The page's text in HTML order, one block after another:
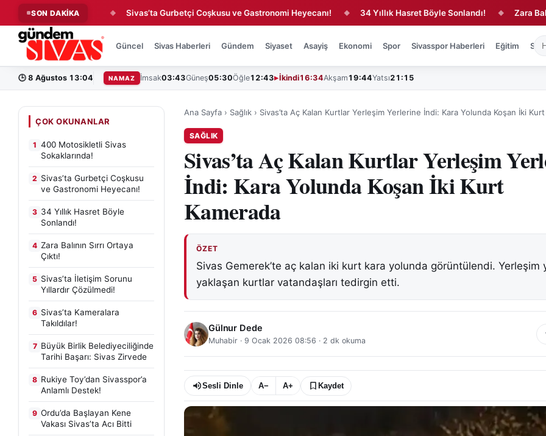
SON DAKİKA
Sokaklarında! ◆ Sivas’ta Gurbetçi Coşkusu ve Gastronomi Heyecanı! ◆ 34 Yıllık Hasret Böyle Sonlandı! ◆ Zara Balının
Güncel Sivas Haberleri Gündem Siyaset Asayiş Ekonomi Spor Sivasspor Haberleri Eğitim
🕒 8 Ağustos 13:04 NAMAZ İmsak03:43Güneş05:30Öğle12:43 İkindi16:34Akşam 19:44Yatsı21:15
ÇOK OKUNANLAR
1 400 Motosikletli Sivas
Sokaklarında!
2 Sivas’ta Gurbetçi Coşkusu
ve Gastronomi Heyecanı!
3 34 Yıllık Hasret Böyle
Sonlandı!
4 Zara Balının Sırrı Ortaya
Çıktı!
5 Sivas’ta İletişim Sorunu
Yıllardır Çözülmedi!
6 Sivas’ta Kameralara
Takıldılar!
7 Büyük Birlik Belediyeciliğinde
Tarihi Başarı: Sivas Zirvede
8 Rukiye Toy’dan Sivasspor’a
Anlamlı Destek!
9 Ordu’da Başlayan Kene
Vakası Sivas’ta Acı Bitti
Ana Sayfa › Sağlık › Sivas’ta Aç Kalan Kurtlar Yerleşim Yerlerine İndi: Kara Yolunda Koşan İki
SAĞLIK
Sivas’ta Aç Kalan Kurtlar Yerleşim
İndi: Kara Yolunda Koşan İki Kurt
Kamerada
ÖZET
Sivas Gemerek’te aç kalan iki kurt kara yolunda görüntülendi. Yerleşim
yaklaşan kurtlar vatandaşları tedirgin etti.
Gülnur Dede
Muhabir · 9 Ocak 2026 08:56 · 2 dk okuma
Sesli Dinle A− A+ Kaydet